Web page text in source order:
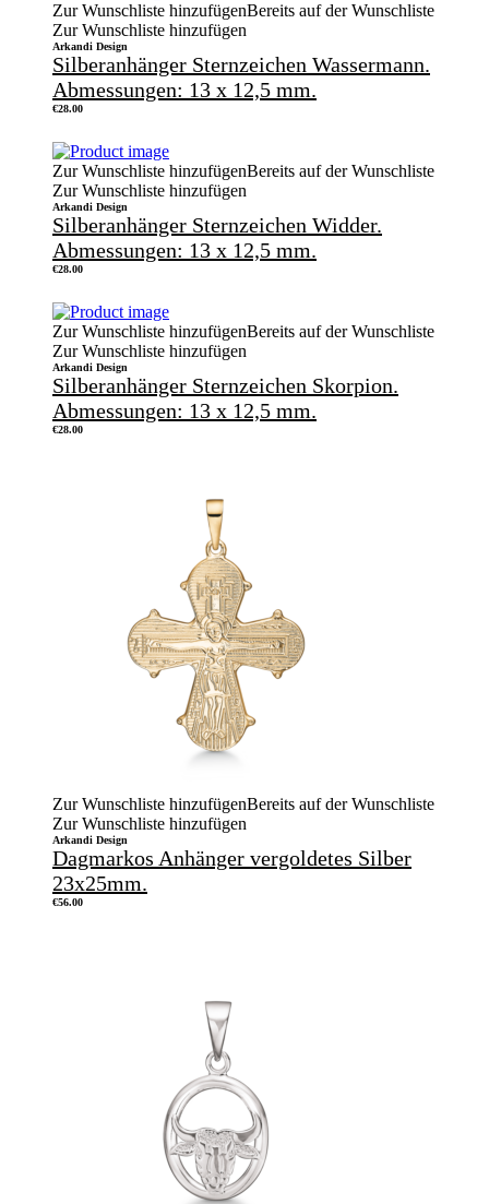
Zur Wunschliste hinzufügenBereits auf der Wunschliste
Zur Wunschliste hinzufügen
Arkandi Design
Silberanhänger Sternzeichen Wassermann.
Abmessungen: 13 x 12,5 mm.
€28.00
Zur Wunschliste hinzufügenBereits auf der Wunschliste
Zur Wunschliste hinzufügen
Arkandi Design
Silberanhänger Sternzeichen Widder.
Abmessungen: 13 x 12,5 mm.
€28.00
Zur Wunschliste hinzufügenBereits auf der Wunschliste
Zur Wunschliste hinzufügen
Arkandi Design
Silberanhänger Sternzeichen Skorpion.
Abmessungen: 13 x 12,5 mm.
€28.00
Zur Wunschliste hinzufügenBereits auf der Wunschliste
Zur Wunschliste hinzufügen
Arkandi Design
Dagmarkos Anhänger vergoldetes Silber
23x25mm.
€56.00